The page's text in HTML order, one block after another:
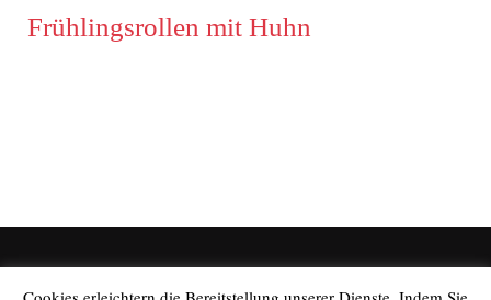
Frühlingsrollen mit Huhn